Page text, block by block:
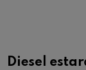
Diesel